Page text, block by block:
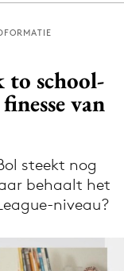
Adformatie
to school-
van
steekt nog
behaalt het
niveau?